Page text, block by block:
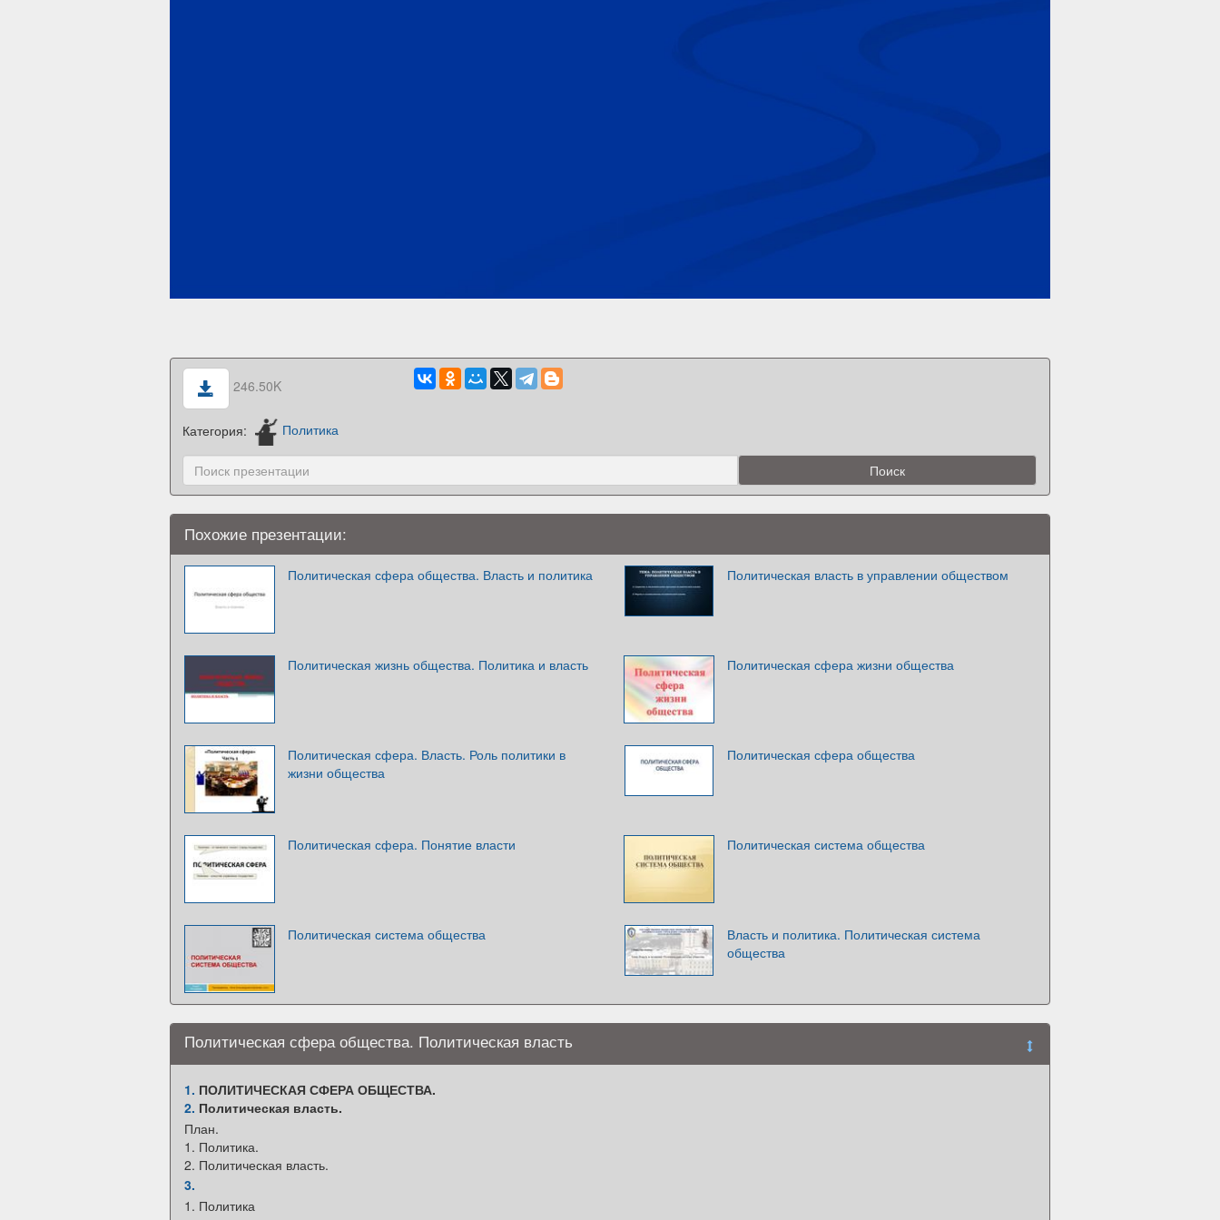
246.50K
Категория: Политика
Похожие презентации:
Политическая сфера общества. Власть и политика Политическая власть в управлении обществом
Политическая жизнь общества. Политика и власть Политическая сфера жизни общества
Политическая сфера. Власть. Роль политики в
жизни общества
Политическая сфера общества
Политическая сфера. Понятие власти Политическая система общества
Политическая система общества
Власть и политика. Политическая система
общества
Политическая сфера общества. Политическая власть
1. ПОЛИТИЧЕСКАЯ СФЕРА ОБЩЕСТВА.
2. Политическая власть.
План.
1. Политика.
2. Политическая власть.
3.
1. Политика